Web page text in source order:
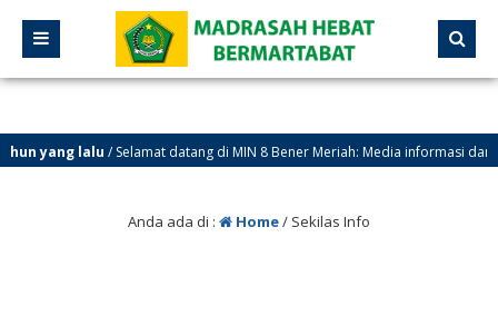
yang lalu/ Selamat datang di MIN 8 Bener Meriah: Media informasi dan
Anda ada di : Home/ Sekilas Info